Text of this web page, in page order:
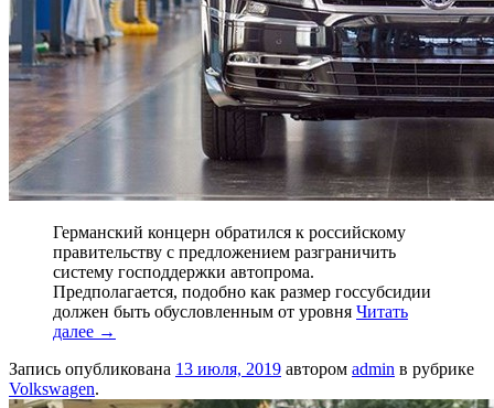
Германский концерн обратился к российскому
правительству с предложением разграничить
систему господдержки автопрома.
Предполагается, подобно как размер госсубсидии
должен быть обусловленным от уровня Читать
далее →
Запись опубликована 13 июля, 2019 автором admin в рубрике
Volkswagen.